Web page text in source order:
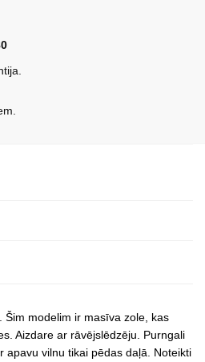
Šim modelim ir masīva zole, kas
Aizdare ar rāvējslēdzēju. Purngali
apavu vilnu tikai pēdas daļā. Noteikti